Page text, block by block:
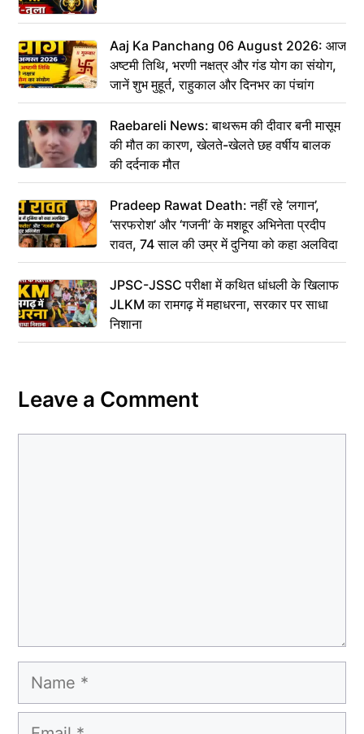
Aaj Ka Panchang 06 August 2026: आज
अष्टमी तिथि, भरणी नक्षत्र और गंड योग का संयोग,
जानें शुभ मुहूर्त, राहुकाल और दिनभर का पंचांग
Raebareli News: बाथरूम की दीवार बनी मासूम
की मौत का कारण, खेलते-खेलते छह वर्षीय बालक
की दर्दनाक मौत
Pradeep Rawat Death: नहीं रहे ‘लगान’,
‘सरफरोश’ और ‘गजनी’ के मशहूर अभिनेता प्रदीप
रावत, 74 साल की उम्र में दुनिया को कहा अलविदा
JPSC-JSSC परीक्षा में कथित धांधली के खिलाफ
JLKM का रामगढ़ में महाधरना, सरकार पर साधा
निशाना
Leave a Comment
Name
Email